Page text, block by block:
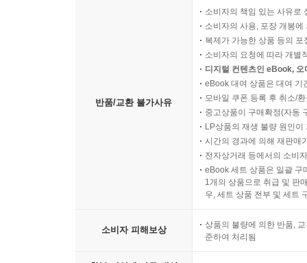
반품/교환 불가사유
소비자의 책임 있는 사유로
소비자의 사용, 포장 개봉
복제가 가능한 상품 등의
소비자의 요청에 따라 개별
디지털 컨텐츠인 eBook,
eBook 대여 상품은 대여 기
모바일 쿠폰 등록 후 취소/
중고상품이 구매확정(자동
LP상품의 재생 불량 원인
시간의 경과에 의해 재판매
전자상거래 등에서의 소비
eBook 세트 상품은 일괄 구
1개의 상품으로 취급 및 판
우, 세트 상품 전부 및 세트
소비자 피해보상
상품의 불량에 의한 반품,
준하여 처리됨